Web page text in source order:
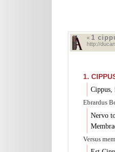
« 1
http://
1.
Cippus,
Ebrardus
Nervo
Versus